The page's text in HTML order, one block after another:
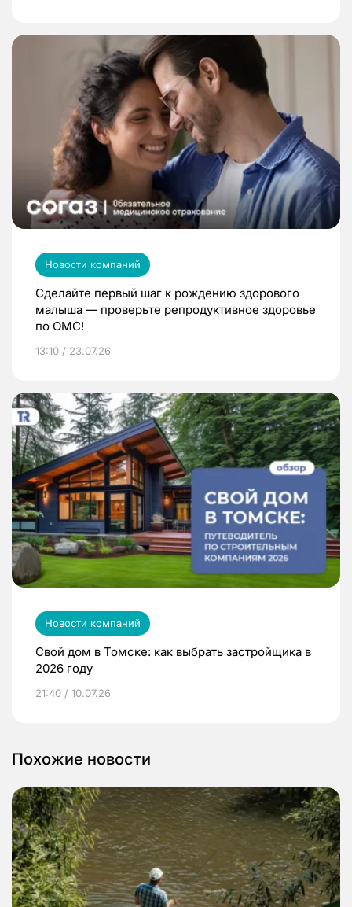
Новости компаний
Сделайте первый шаг к рождению здорового
малыша — проверьте репродуктивное здоровье
по ОМС!
13:10 / 23.07.26
Новости компаний
Свой дом в Томске: как выбрать застройщика в
2026 году
21:40 / 10.07.26
Похожие новости